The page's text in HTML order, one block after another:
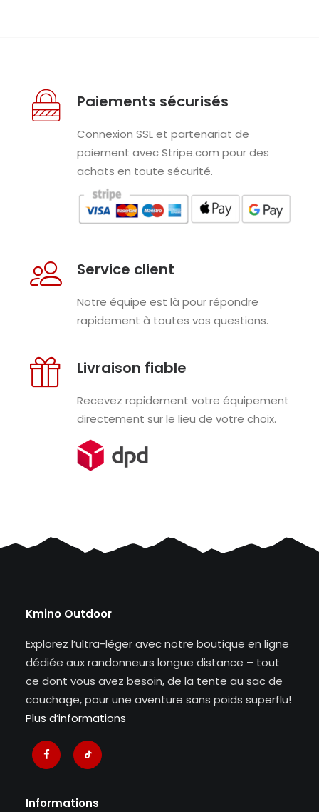
Paiements sécurisés
Connexion SSL et partenariat de
paiement avec Stripe.com pour des
achats en toute sécurité.
Service client
Notre équipe est là pour répondre
rapidement à toutes vos questions.
Livraison fiable
Recevez rapidement votre équipement
directement sur le lieu de votre choix.
Kmino Outdoor
Explorez l’ultra-léger avec notre boutique en ligne
dédiée aux randonneurs longue distance – tout
ce dont vous avez besoin, de la tente au sac de
couchage, pour une aventure sans poids superflu!
Plus d’informations
Informations